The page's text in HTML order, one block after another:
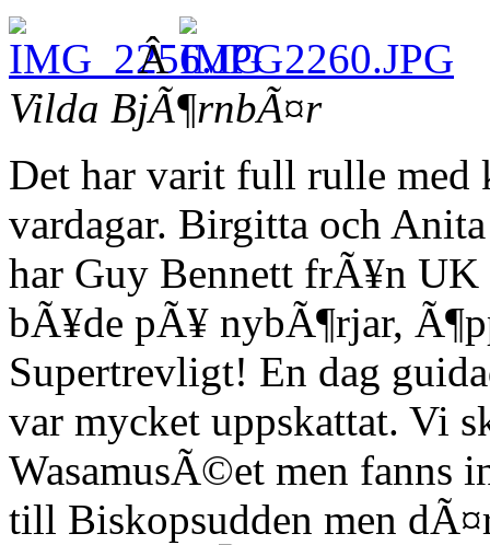
Â
Vilda BjÃ¶rnbÃ¤r
Det har varit full rulle med
vardagar. Birgitta och
har Guy Bennett frÃ¥n
bÃ¥de pÃ¥ nybÃ¶rjar,
Supertrevligt! En dag
var mycket uppskattat. Vi
WasamusÃ©et men fanns
till Biskopsudden men